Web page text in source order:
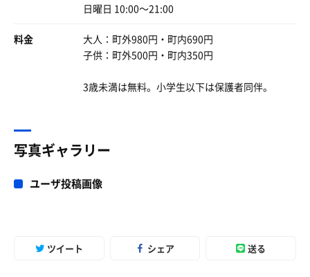
これがたまらない…。
気持ち良すぎて寝ました😪
日曜日 10:00〜21:00
料金
大人：町外980円・町内690円
子供：町外500円・町内350円
3歳未満は無料。小学生以下は保護者同伴。
写真ギャラリー
ユーザ投稿画像
ツイート シェア 送る